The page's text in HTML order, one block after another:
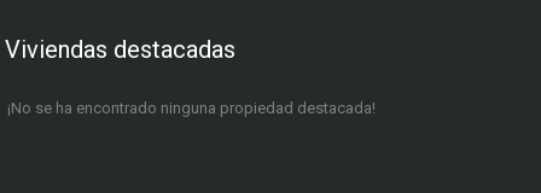
Viviendas destacadas
¡No se ha encontrado ninguna propiedad destacada!